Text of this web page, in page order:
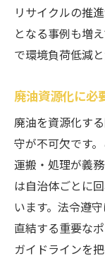
リサイクルの推
となる事例も増
で環境負荷低減
廃油資源化に必
廃油を資源化す
守が不可欠です
運搬・処理が義
は自治体ごとに
います。法令遵
直結する重要な
ガイドラインを